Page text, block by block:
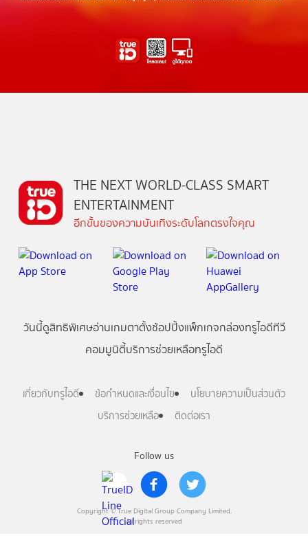
Follow us
Copyright © True Digital Group Company Limited.
All rights reserved
THE NEXT WORLD-CLASS SMART
ENTERTAINMENT
อีกขั้นของความบันเทิงระดับโลกตรงใจคุณ
วันนี้ดูสิทธิพิเศษอ่านเกมตาตั้งช้อปปิ้งแพ็กเกจกล่องทรูไอดีทีวี
คอมมูนิตี้บริการช่วยเหลือทรูไอดี
เกี่ยวกับทรูไอดี ข้อกำหนดและเงื่อนไข
นโยบายความเป็นส่วนตัว
บริการช่วยเหลือ
ติดต่อเรา